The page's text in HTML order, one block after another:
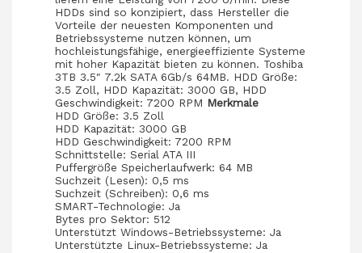
HDDs sind so konzipiert, dass Hersteller die
Vorteile der neuesten Komponenten und
Betriebssysteme nutzen können, um
hochleistungsfähige, energieeffiziente Systeme
mit hoher Kapazität bieten zu können. Toshiba
3TB 3.5″ 7.2k SATA 6Gb/s 64MB. HDD Größe:
3.5 Zoll, HDD Kapazität: 3000 GB, HDD
Geschwindigkeit: 7200 RPM Merkmale
HDD Größe: 3.5 Zoll
HDD Kapazität: 3000 GB
HDD Geschwindigkeit: 7200 RPM
Schnittstelle: Serial ATA III
Puffergröße Speicherlaufwerk: 64 MB
Suchzeit (Lesen): 0,5 ms
Suchzeit (Schreiben): 0,6 ms
SMART-Technologie: Ja
Bytes pro Sektor: 512
Unterstützt Windows-Betriebssysteme: Ja
Unterstützte Linux-Betriebssysteme: Ja